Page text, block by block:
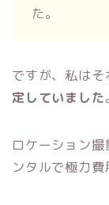
た。
ですが、私はそ
定していました。
ロケーション
ンタルで極力費